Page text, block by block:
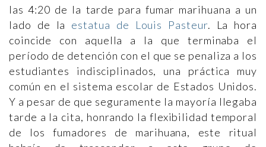
las 4:20 de la tarde para fumar marihuana a un
lado de la estatua de Louis Pasteur. La hora
coincide con aquella a la que terminaba el
período de detención con el que se penaliza a los
estudiantes indisciplinados, una práctica muy
común en el sistema escolar de Estados Unidos.
Y a pesar de que seguramente la mayoría llegaba
tarde a la cita, honrando la flexibilidad temporal
de los fumadores de marihuana, este ritual